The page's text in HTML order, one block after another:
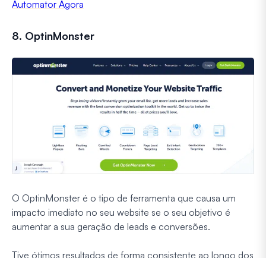
Automator Agora
8. OptinMonster
O OptinMonster é o tipo de ferramenta que causa um
impacto imediato no seu website se o seu objetivo é
aumentar a sua geração de leads e conversões.
Tive ótimos resultados de forma consistente ao longo dos